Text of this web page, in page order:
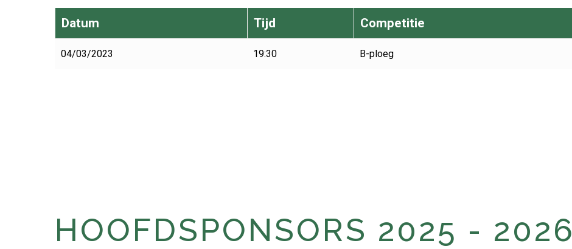
Datum Tijd Competitie
04/03/2023 19:30 B-ploeg
HOOFDSPONSORS 2025 - 2026